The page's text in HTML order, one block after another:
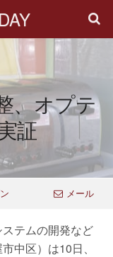
、オプテ
証
メール
テムの開発など
中区）は10日、